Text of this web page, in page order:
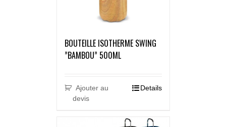
BOUTEILLE ISOTHERME SWING
”BAMBOU” 500ML
Ajouter au
devis
Details